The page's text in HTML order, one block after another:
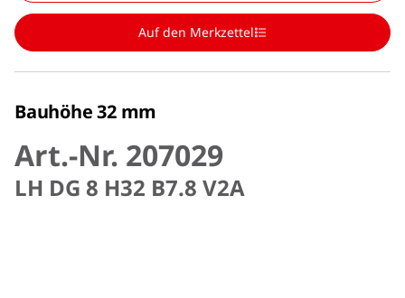
Auf den Merkzettel
Bauhöhe 32 mm
Art.-Nr. 207029
LH DG 8 H32 B7.8 V2A